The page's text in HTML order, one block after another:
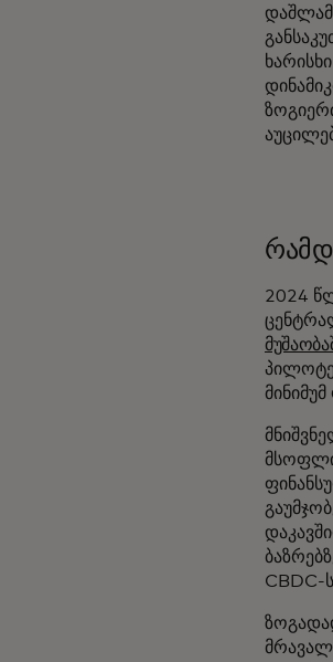
დაშლამ
2024
CBDC-